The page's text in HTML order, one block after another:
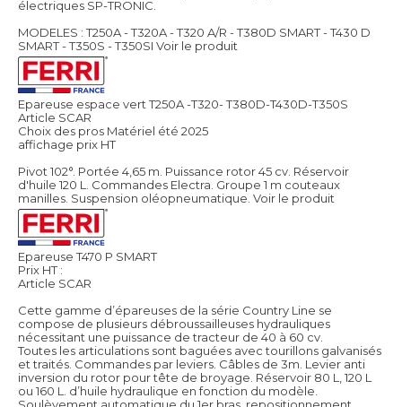
électriques SP-TRONIC.
MODELES : T250A - T320A - T320 A/R - T380D SMART - T430 D
SMART - T350S - T350SI Voir le produit
Epareuse espace vert T250A -T320- T380D-T430D-T350S
Article SCAR
Choix des pros Matériel été 2025
affichage prix HT
Pivot 102°. Portée 4,65 m. Puissance rotor 45 cv. Réservoir
d'huile 120 L. Commandes Electra. Groupe 1 m couteaux
manilles. Suspension oléopneumatique. Voir le produit
Epareuse T470 P SMART
Prix HT :
Article SCAR
Cette gamme d’épareuses de la série Country Line se
compose de plusieurs débroussailleuses hydrauliques
nécessitant une puissance de tracteur de 40 à 60 cv.
Toutes les articulations sont baguées avec tourillons galvanisés
et traités. Commandes par leviers. Câbles de 3m. Levier anti
inversion du rotor pour tête de broyage. Réservoir 80 L, 120 L
ou 160 L. d’huile hydraulique en fonction du modèle.
Soulèvement automatique du 1er bras, repositionnement